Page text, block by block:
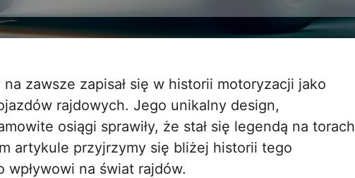
rajdowych. Jego unikalny design,
osiągi sprawiły, że stał się legendą na torach
artykule przyjrzymy się bliżej historii tego
wpływowi na świat rajdów.